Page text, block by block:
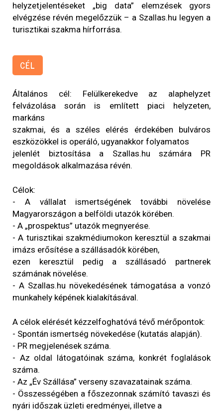
helyzetjelentéseket „big data” elemzések gyors
elvégzése révén megelőzzük – a Szallas.hu legyen a
turisztikai szakma hírforrása.
CÉL
Általános cél: Felülkerekedve az alaphelyzet
felvázolása során is említett piaci helyzeten,
markáns
szakmai, és a széles elérés érdekében bulváros
eszközökkel is operáló, ugyanakkor folyamatos
jelenlét biztosítása a Szallas.hu számára PR
megoldások alkalmazása révén.
Célok:
- A vállalat ismertségének további növelése
Magyarországon a belföldi utazók körében.
- A „prospektus” utazók megnyerése.
- A turisztikai szakmédiumokon keresztül a szakmai
imázs erősítése a szállásadók körében,
ezen keresztül pedig a szállásadó partnerek
számának növelése.
- A Szallas.hu növekedésének támogatása a vonzó
munkahely képének kialakításával.
A célok elérését kézzelfoghatóvá tévő mérőpontok:
- Spontán ismertség növekedése (kutatás alapján).
- PR megjelenések száma.
- Az oldal látogatóinak száma, konkrét foglalások
száma.
- Az „Év Szállása” verseny szavazatainak száma.
- Összességében a főszezonnak számító tavaszi és
nyári időszak üzleti eredményei, illetve a